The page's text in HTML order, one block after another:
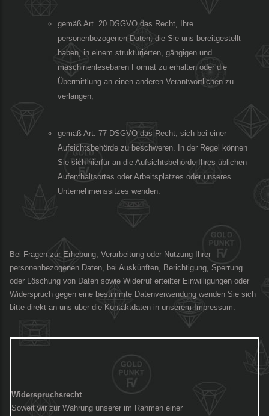
gemäß Art. 20 DSGVO das Recht, Ihre
personenbezogenen Daten, die Sie uns bereitgestellt
haben, in einem strukturierten, gängigen und
maschinenlesebaren Format zu erhalten oder die
Übermittlung an einen anderen Verantwortlichen zu
verlangen;
gemäß Art. 77 DSGVO das Recht, sich bei einer
Aufsichtsbehörde zu beschweren. In der Regel können
Sie sich hierfür an die Aufsichtsbehörde Ihres üblichen
Aufenthaltsortes oder Arbeitsplatzes oder unseres
Unternehmenssitzes wenden.
Bei Fragen zur Erhebung, Verarbeitung oder Nutzung Ihrer
personenbezogenen Daten, bei Auskünften, Berichtigung, Sperrung
oder Löschung von Daten sowie Widerruf erteilter Einwilligungen oder
Widerspruch gegen eine bestimmte Datenverwendung wenden Sie sich
bitte direkt an uns über die Kontaktdaten in unserem Impressum.
Widerspruchsrecht
Soweit wir zur Wahrung unserer im Rahmen einer